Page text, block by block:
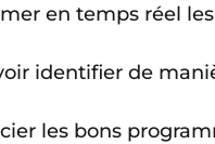
en temps réel
identifier de
les bons